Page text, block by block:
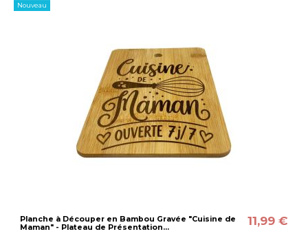
Nouveau
Planche à Découper en Bambou Gravée "Cuisine de
Maman" - Plateau de Présentation...
11,99 €